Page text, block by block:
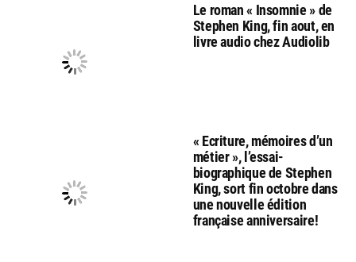
Le roman « Insomnie » de
Stephen King, fin aout, en
livre audio chez Audiolib
« Ecriture, mémoires d’un
métier », l’essai-
biographique de Stephen
King, sort fin octobre dans
une nouvelle édition
française anniversaire!